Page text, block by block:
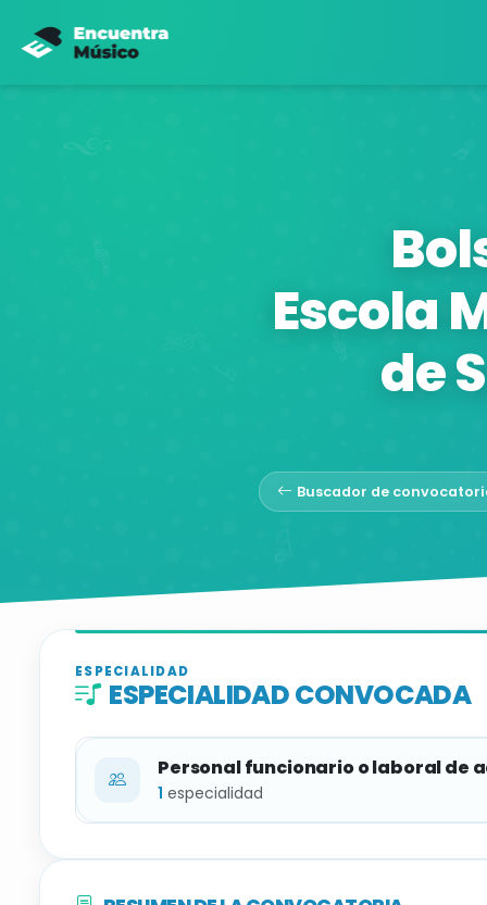
Escola
de
Buscador de
ESPECIALIDAD
ESPECIALIDAD CONVOCADA
Personal funcionario o laboral de
1 especialidad